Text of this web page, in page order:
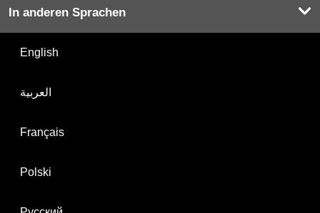
In anderen Sprachen
English
العربية
Français
Polski